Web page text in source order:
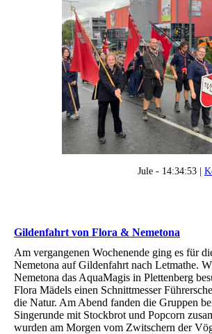
Jule - 14:34:53 |
Gildenfahrt von Flora & Nemetona
Am vergangenen Wochenende ging es für
Nemetona auf Gildenfahrt nach Letmathe.
Nemetona das AquaMagis in Plettenberg
Flora Mädels einen Schnittmesser
die Natur. Am Abend fanden die Gruppen
Singerunde mit Stockbrot und Popcorn
wurden am Morgen vom Zwitschern der